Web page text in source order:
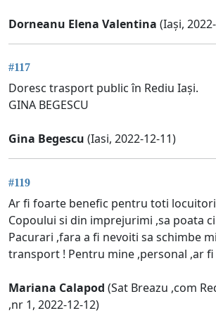
Dorneanu Elena Valentina (Iași,
#117
Doresc trasport public în Rediu Iași.
GINA BEGESCU
Gina Begescu (Iasi, 2022-12-11)
#119
Ar fi foarte benefic pentru toti
Copoului si din imprejurimi ,sa poata
Pacurari ,fara a fi nevoiti sa schimbe
transport ! Pentru mine ,personal ,ar fi
Mariana Calapod (Sat Breazu ,com
,nr 1, 2022-12-12)